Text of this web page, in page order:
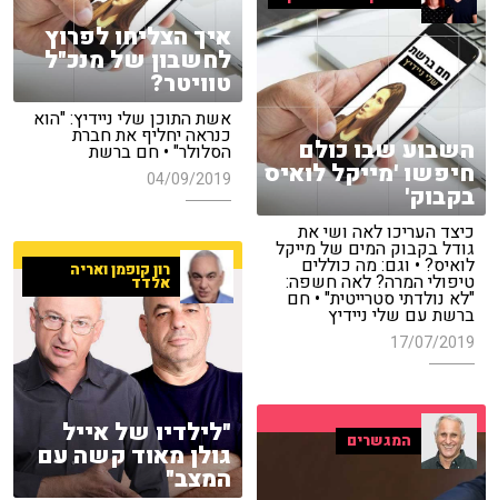
איך הצליחו לפרוץ
לחשבון של מנכ"ל
טוויטר?
אשת התוכן שלי ניידיץ: "הוא
כנראה יחליף את חברת
הסלולר" • חם ברשת
04/09/2019
השבוע שבו כולם
חיפשו 'מייקל לואיס
בקבוק'
כיצד העריכו לאה ושי את
גודל בקבוק המים של מייקל
לואיס? • וגם: מה כוללים
טיפולי המרה? לאה חשפה:
"לא נולדתי סטרייטית" • חם
ברשת עם שלי ניידיץ
17/07/2019
רון קופמן ואריה
אלדד
"לילדיו של אייל
גולן מאוד קשה עם
המצב"
המגשרים